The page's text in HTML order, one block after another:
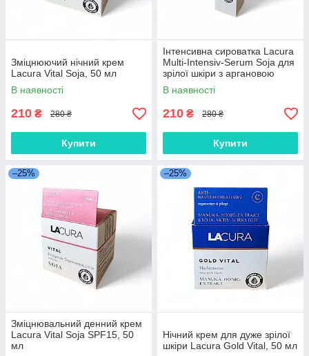
Зміцнюючий нічний крем
Lаcura Vital Soja, 50 мл
В наявності
210 ₴ 280 ₴
Купити
Інтенсивна сироватка Lacura
Multi-Intensiv-Serum Soja для
зрілої шкіри з аргановою
олією та прискорювачем
колагену, 30 мл
В наявності
210 ₴ 280 ₴
Купити
–25%
Зміцнювальний денний крем
Lacura Vital Soja SPF15, 50
мл
–25%
Нічний крем для дуже зрілої
шкіри Lаcura Gold Vital, 50 мл